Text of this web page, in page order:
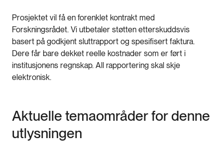
Prosjektet vil få en forenklet kontrakt med
Forskningsrådet. Vi utbetaler støtten etterskuddsvis
basert på godkjent sluttrapport og spesifisert faktura.
Dere får bare dekket reelle kostnader som er ført i
institusjonens regnskap. All rapportering skal skje
elektronisk.
Aktuelle temaområder for denne
utlysningen